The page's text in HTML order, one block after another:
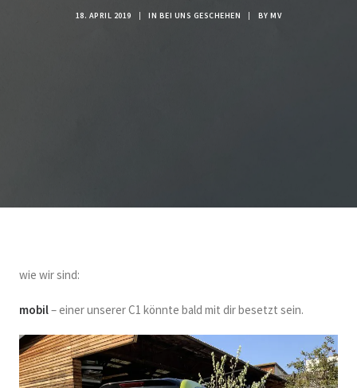
18. APRIL 2019 | IN BEI UNS GESCHEHEN | BYMV
wie wir sind:
mobil– einer unserer C1 könnte bald mit dir besetzt sein.